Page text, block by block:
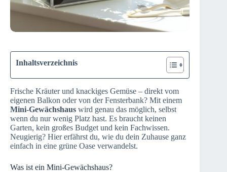
Inhaltsverzeichnis
Frische Kräuter und knackiges Gemüse – direkt vom
eigenen Balkon oder von der Fensterbank? Mit einem
Mini-Gewächshaus wird genau das möglich, selbst
wenn du nur wenig Platz hast. Es braucht keinen
Garten, kein großes Budget und kein Fachwissen.
Neugierig? Hier erfährst du, wie du dein Zuhause ganz
einfach in eine grüne Oase verwandelst.
Was ist ein Mini-Gewächshaus?